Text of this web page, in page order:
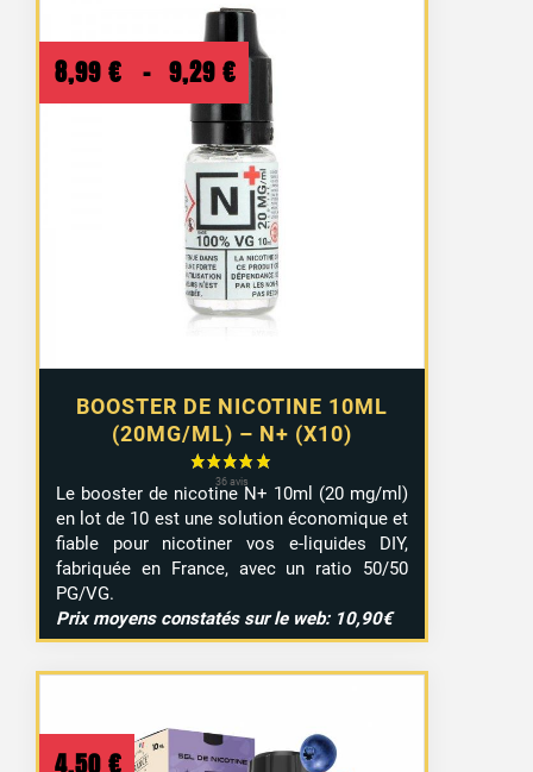
BOOSTER DE NICOTINE 10ML
(20MG/ML) – N+ (X10)
8,99 € – 9,29 € Plage
de
prix :
8,99 €
à
9,29 €
Le booster de nicotine N+ 10ml (20 mg/ml)
en lot de 10 est une solution économique et
fiable pour nicotiner vos e-liquides DIY,
fabriquée en France, avec un ratio 50/50
PG/VG.
Prix moyens constatés sur le web: 10,90€
4,50 €